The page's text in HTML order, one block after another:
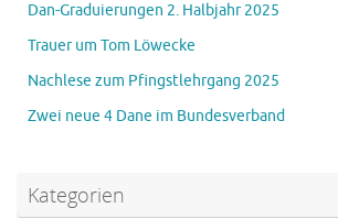
Dan-Graduierungen 2. Halbjahr 2025
Trauer um Tom Löwecke
Nachlese zum Pfingstlehrgang 2025
Zwei neue 4 Dane im Bundesverband
Kategorien